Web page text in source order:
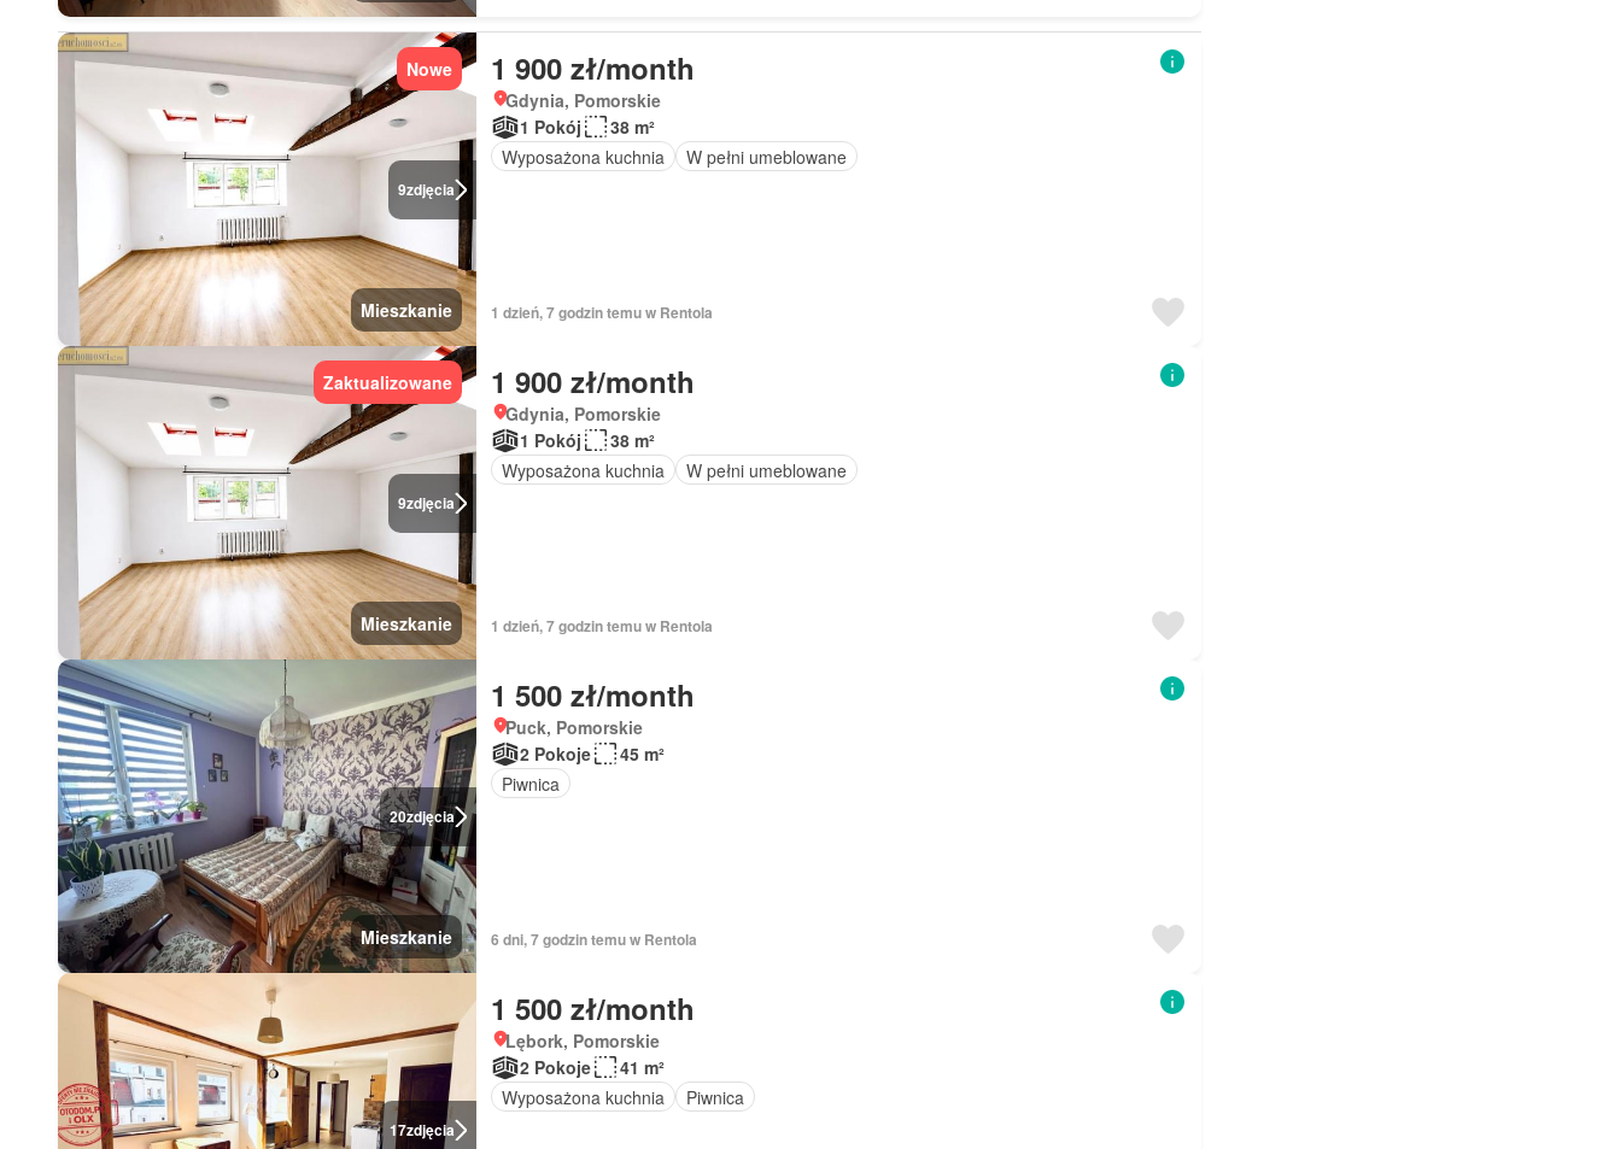
9zdjęcia
Nowe
Mieszkanie
1 900 zł/month
Gdynia, Pomorskie
1 Pokój
38 m²
Wyposażona kuchnia
W pełni umeblowane
1 dzień, 7 godzin temu w Rentola
9zdjęcia
Zaktualizowane
Mieszkanie
1 900 zł/month
Gdynia, Pomorskie
1 Pokój
38 m²
Wyposażona kuchnia
W pełni umeblowane
1 dzień, 7 godzin temu w Rentola
20zdjęcia
Mieszkanie
1 500 zł/month
Puck, Pomorskie
2 Pokoje
45 m²
Piwnica
6 dni, 7 godzin temu w Rentola
17zdjęcia
1 500 zł/month
Lębork, Pomorskie
2 Pokoje
41 m²
Wyposażona kuchnia
Piwnica